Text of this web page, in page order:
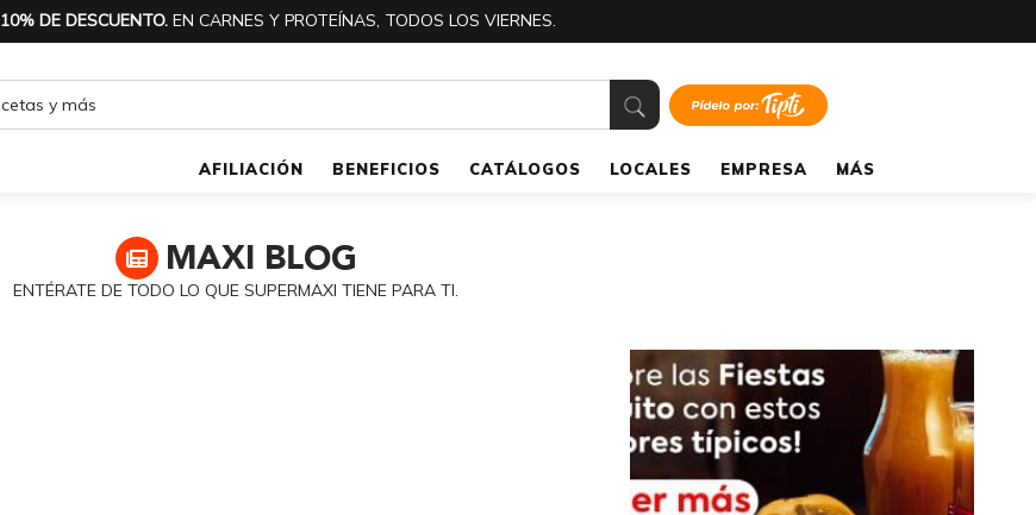
10% DE DESCUENTO. EN CARNES Y PROTEÍNAS, TODOS LOS VIERNES.
AFILIACIÓN BENEFICIOS CATÁLOGOS LOCALES EMPRESA MÁS
MAXI BLOG
ENTÉRATE DE TODO LO QUE SUPERMAXI TIENE PARA TI.